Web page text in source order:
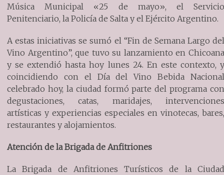
Música Municipal «25 de mayo», el Servicio
Penitenciario, la Policía de Salta y el Ejército Argentino.
A estas iniciativas se sumó el “Fin de Semana Largo del
Vino Argentino”, que tuvo su lanzamiento en Chicoana
y se extendió hasta hoy lunes 24. En este contexto, y
coincidiendo con el Día del Vino Bebida Nacional
celebrado hoy, la ciudad formó parte del programa con
degustaciones, catas, maridajes, intervenciones
artísticas y experiencias especiales en vinotecas, bares,
restaurantes y alojamientos.
Atención de la Brigada de Anfitriones
La Brigada de Anfitriones Turísticos de la Ciudad